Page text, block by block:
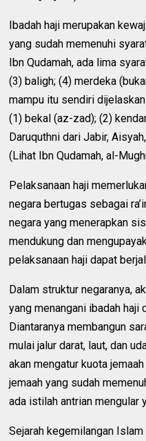
Ibadah haji merupakan
yang sudah memenuhi
Ibn Qudamah, ada lima
(3) baligh; (4) merdeka
mampu itu sendiri
(1) bekal (az-zad); (2)
Daruquthni dari Jabir,
(Lihat Ibn Qudamah, al-
Pelaksanaan haji
negara bertugas sebagai
negara yang menerapkan
mendukung dan
pelaksanaan haji dapat
Dalam struktur negaranya,
yang menangani ibadah haji
Diantaranya membangun
mulai jalur darat, laut, dan
akan mengatur kuota
jemaah yang sudah
ada istilah antrian mengular
Sejarah kegemilangan